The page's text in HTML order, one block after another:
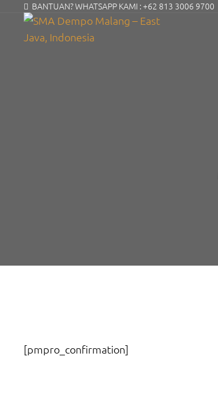
BANTUAN? WHATSAPP KAMI :+62 813 3006 9700
[pmpro_confirmation]